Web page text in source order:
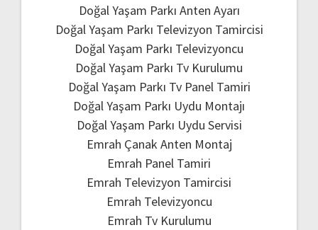
Doğal Yaşam Parkı Anten Ayarı
Doğal Yaşam Parkı Televizyon Tamircisi
Doğal Yaşam Parkı Televizyoncu
Doğal Yaşam Parkı Tv Kurulumu
Doğal Yaşam Parkı Tv Panel Tamiri
Doğal Yaşam Parkı Uydu Montajı
Doğal Yaşam Parkı Uydu Servisi
Emrah Çanak Anten Montaj
Emrah Panel Tamiri
Emrah Televizyon Tamircisi
Emrah Televizyoncu
Emrah Tv Kurulumu